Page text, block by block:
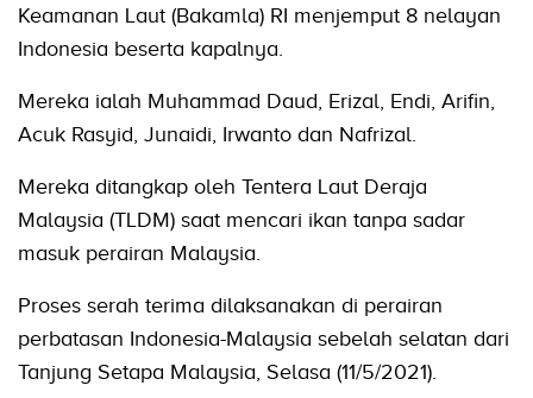
Keamanan Laut (Bakamla) RI menjemput 8 nelayan
Indonesia beserta kapalnya.
Mereka ialah Muhammad Daud, Erizal, Endi, Arifin,
Acuk Rasyid, Junaidi, Irwanto dan Nafrizal.
Mereka ditangkap oleh Tentera Laut Deraja
Malaysia (TLDM) saat mencari ikan tanpa sadar
masuk perairan Malaysia.
Proses serah terima dilaksanakan di perairan
perbatasan Indonesia-Malaysia sebelah selatan dari
Tanjung Setapa Malaysia, Selasa (11/5/2021).